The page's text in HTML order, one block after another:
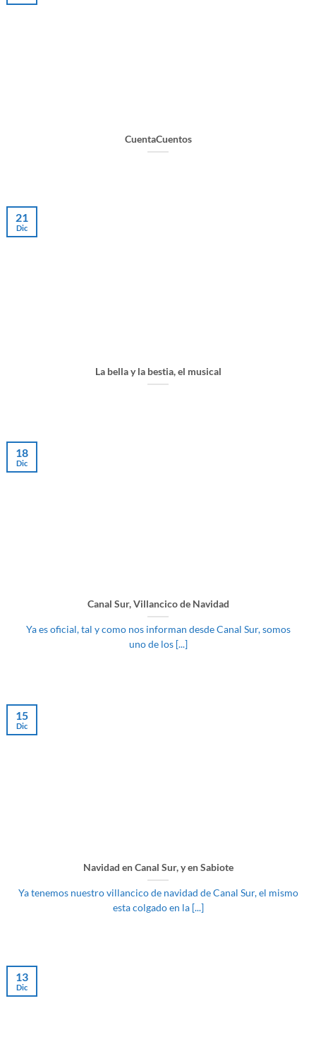
CuentaCuentos
La bella y la bestia, el musical
21
Dic
Canal Sur, Villancico de Navidad
Ya es oficial, tal y como nos informan desde Canal Sur, somos
uno de los [...]
18
Dic
Navidad en Canal Sur, y en Sabiote
Ya tenemos nuestro villancico de navidad de Canal Sur, el mismo
esta colgado en la [...]
15
Dic
13
Dic